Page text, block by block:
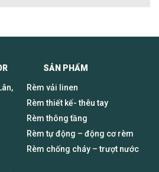
SẢN PHẨM
Rèm vải linen
Rèm thiết kế- thêu tay
Rèm thông tầng
Rèm tự động – động cơ rèm
Rèm chống cháy – trượt nước